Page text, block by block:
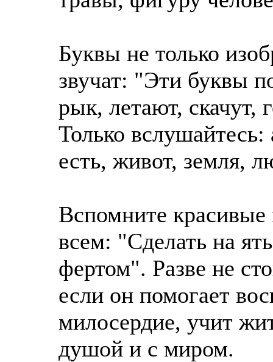
Буквы не только
звучат: "Эти буквы
рык, летают, скачут,
Только вслушайтесь:
есть, живот, земля,
Вспомните
всем: "Сделать на
фертом". Разве не
если он помогает
милосердие, учит
душой и с миром.